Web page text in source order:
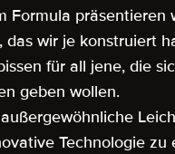
Formula präsentieren
das wir je konstruiert
für all jene, die
geben wollen.
Technologie